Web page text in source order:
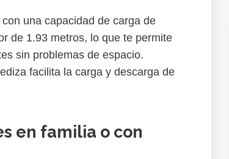
una capacidad de carga de
de 1.93 metros, lo que te permite
sin problemas de espacio.
facilita la carga y descarga de
en familia o con